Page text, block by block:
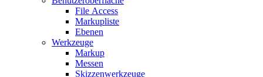
File Access
Markupliste
Ebenen
Werkzeuge
Markup
Messen
Skizzenwerkzeuge